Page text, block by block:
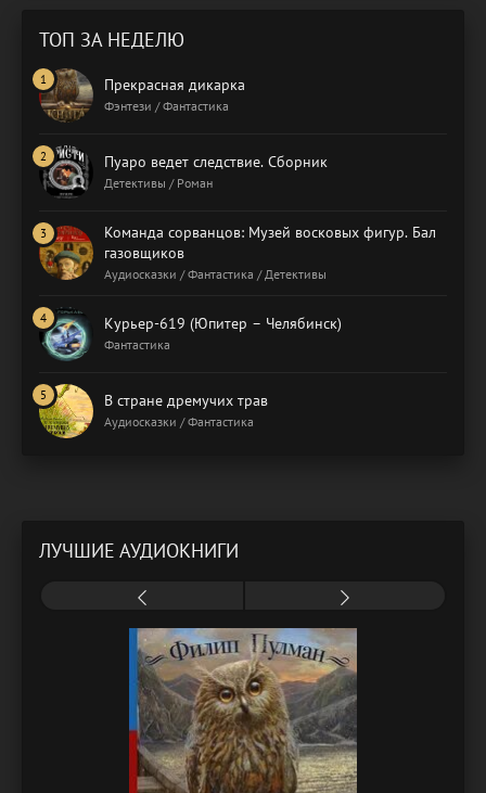
ТОП ЗА НЕДЕЛЮ
Прекрасная дикарка
Фэнтези / Фантастика
Пуаро ведет следствие. Сборник
Детективы / Роман
Команда сорванцов: Музей восковых фигур. Бал
газовщиков
Аудиосказки / Фантастика / Детективы
Курьер-619 (Юпитер – Челябинск)
Фантастика
В стране дремучих трав
Аудиосказки / Фантастика
ЛУЧШИЕ АУДИОКНИГИ